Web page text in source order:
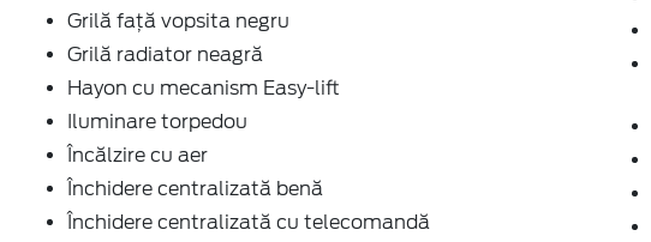
Grilă față vopsita negru
Grilă radiator neagră
Hayon cu mecanism Easy-lift
Iluminare torpedou
Încălzire cu aer
Închidere centralizată benă
Închidere centralizată cu telecomandă